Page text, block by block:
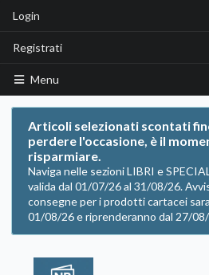
Login
Registrati
Menu
Articoli selezionati scontati
perdere l'occasione, è il
risparmiare.
Naviga nelle sezioni LIBRI e
valida dal 01/07/26 al 31/08/26.
consegne per i prodotti cartacei
01/08/26 e riprenderanno dal 27/